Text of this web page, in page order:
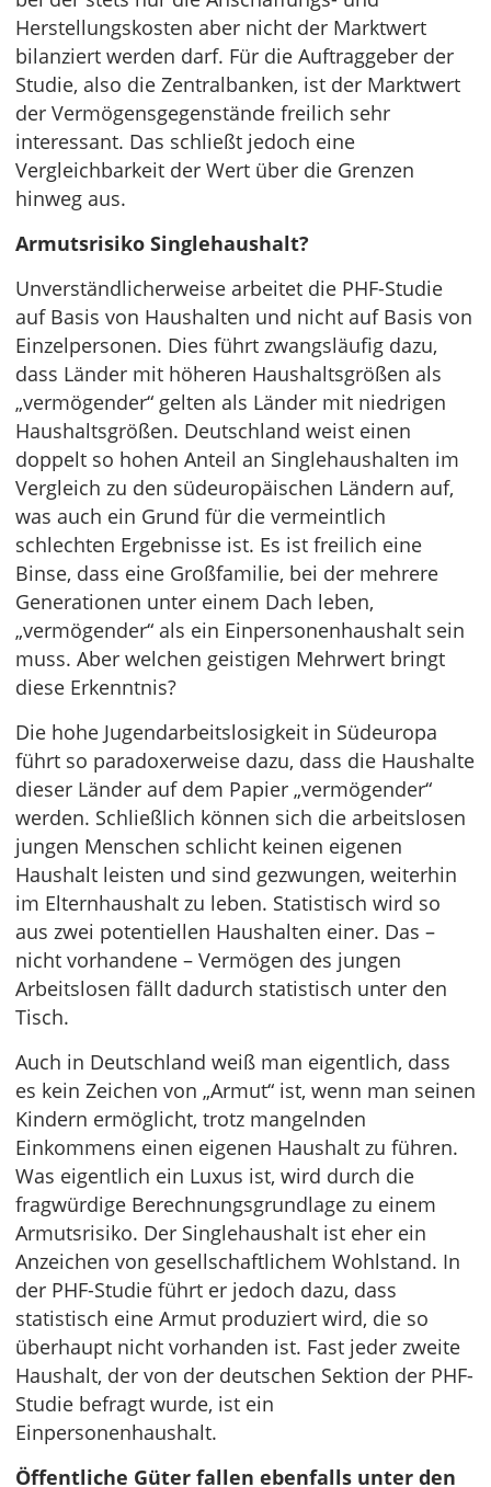
Herstellungskosten aber nicht der Marktwert
bilanziert werden darf. Für die Auftraggeber der
Studie, also die Zentralbanken, ist der Marktwert
der Vermögensgegenstände freilich sehr
interessant. Das schließt jedoch eine
Vergleichbarkeit der Wert über die Grenzen
hinweg aus.
Armutsrisiko Singlehaushalt?
Unverständlicherweise arbeitet die PHF-Studie
auf Basis von Haushalten und nicht auf Basis von
Einzelpersonen. Dies führt zwangsläufig dazu,
dass Länder mit höheren Haushaltsgrößen als
„vermögender“ gelten als Länder mit niedrigen
Haushaltsgrößen. Deutschland weist einen
doppelt so hohen Anteil an Singlehaushalten im
Vergleich zu den südeuropäischen Ländern auf,
was auch ein Grund für die vermeintlich
schlechten Ergebnisse ist. Es ist freilich eine
Binse, dass eine Großfamilie, bei der mehrere
Generationen unter einem Dach leben,
„vermögender“ als ein Einpersonenhaushalt sein
muss. Aber welchen geistigen Mehrwert bringt
diese Erkenntnis?
Die hohe Jugendarbeitslosigkeit in Südeuropa
führt so paradoxerweise dazu, dass die Haushalte
dieser Länder auf dem Papier „vermögender“
werden. Schließlich können sich die arbeitslosen
jungen Menschen schlicht keinen eigenen
Haushalt leisten und sind gezwungen, weiterhin
im Elternhaushalt zu leben. Statistisch wird so
aus zwei potentiellen Haushalten einer. Das –
nicht vorhandene – Vermögen des jungen
Arbeitslosen fällt dadurch statistisch unter den
Tisch.
Auch in Deutschland weiß man eigentlich, dass
es kein Zeichen von „Armut“ ist, wenn man seinen
Kindern ermöglicht, trotz mangelnden
Einkommens einen eigenen Haushalt zu führen.
Was eigentlich ein Luxus ist, wird durch die
fragwürdige Berechnungsgrundlage zu einem
Armutsrisiko. Der Singlehaushalt ist eher ein
Anzeichen von gesellschaftlichem Wohlstand. In
der PHF-Studie führt er jedoch dazu, dass
statistisch eine Armut produziert wird, die so
überhaupt nicht vorhanden ist. Fast jeder zweite
Haushalt, der von der deutschen Sektion der PHF-
Studie befragt wurde, ist ein
Einpersonenhaushalt.
Öffentliche Güter fallen ebenfalls unter den